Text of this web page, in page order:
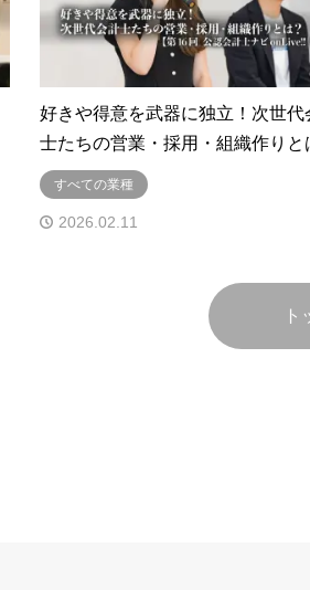
好きや得意を武器に独立！次世代
士たちの営業・採用・組織作り
すべての業種
2026.02.11
ト